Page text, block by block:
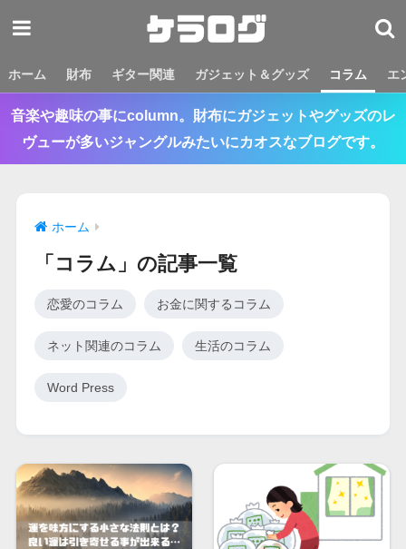
ホーム 財布 ギター関連 ガジェット＆グッズ コラム エ
音楽や趣味の事にcolumn。財布にガジェットやグッズのレ
ヴューが多いジャングルみたいにカオスなブログです。
ホーム
「コラム」の記事一覧
恋愛のコラム お金に関するコラム
ネット関連のコラム 生活のコラム
Word Press